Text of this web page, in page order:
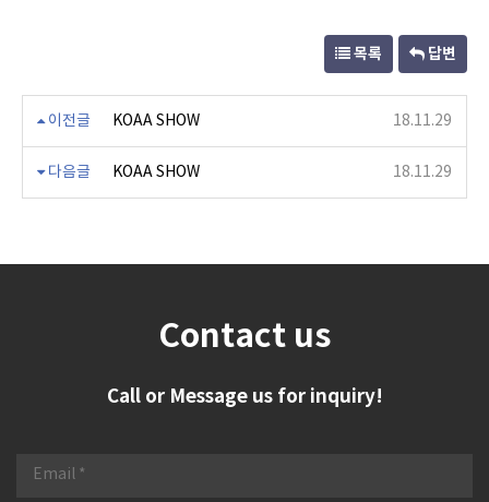
목록 답변
이전글 KOAA SHOW 18.11.29
다음글 KOAA SHOW 18.11.29
Contact us
Call or Message us for inquiry!